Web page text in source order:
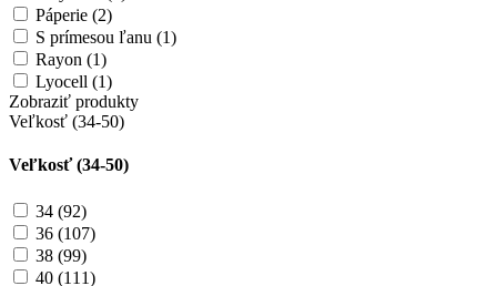
Páperie (2)
S prímesou ľanu (1)
Rayon (1)
Lyocell (1)
Zobraziť produkty
Veľkosť (34-50)
Veľkosť (34-50)
34 (92)
36 (107)
38 (99)
40 (111)